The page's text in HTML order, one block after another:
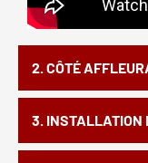
2. CÔTÉ
3. INSTALLATION